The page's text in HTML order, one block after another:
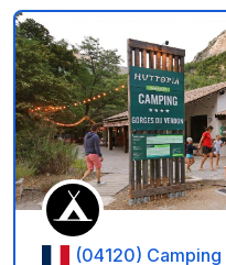
(04120)